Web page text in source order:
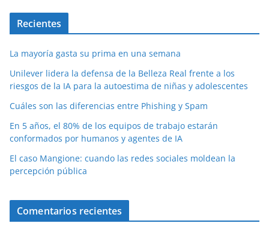
Recientes
La mayoría gasta su prima en una semana
Unilever lidera la defensa de la Belleza Real frente a los
riesgos de la IA para la autoestima de niñas y adolescentes
Cuáles son las diferencias entre Phishing y Spam
En 5 años, el 80% de los equipos de trabajo estarán
conformados por humanos y agentes de IA
El caso Mangione: cuando las redes sociales moldean la
percepción pública
Comentarios recientes